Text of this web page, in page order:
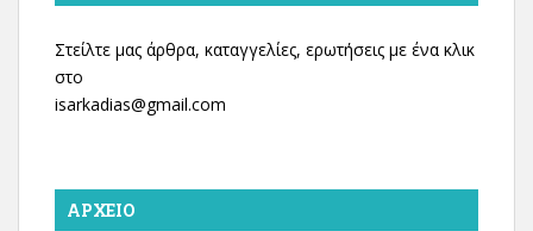
Στείλτε μας άρθρα, καταγγελίες, ερωτήσεις με ένα κλικ
στο
isarkadias@gmail.com
ΑΡΧΕΊΟ